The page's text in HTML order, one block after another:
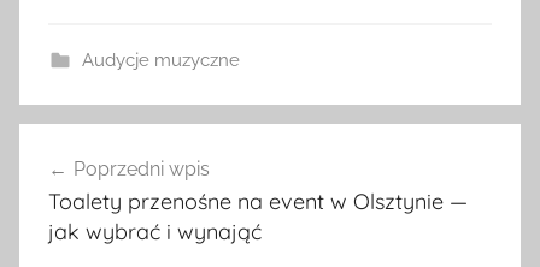
Audycje muzyczne
wpisu
Poprzedni wpis
Toalety przenośne na event w Olsztynie —
jak wybrać i wynająć